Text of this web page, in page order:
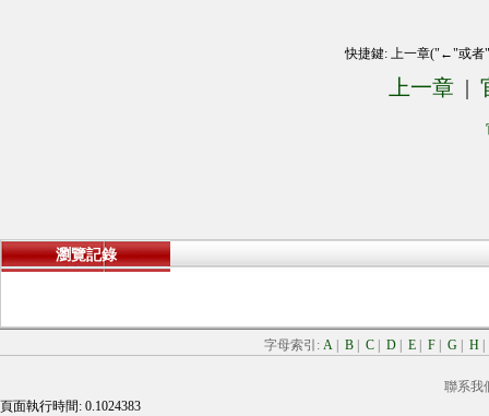
快捷鍵: 上一章("←"或
上一章 |
瀏覽記錄
字母索引: A B C D E F G H
聯系我
頁面執行時間: 0.1024383